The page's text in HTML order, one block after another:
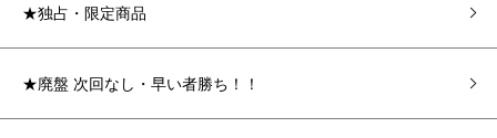
★独占・限定商品
★廃盤 次回なし・早い者勝ち！！